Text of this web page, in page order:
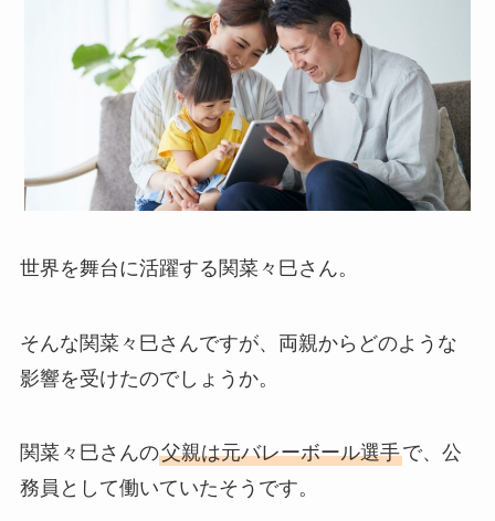
世界を舞台に活躍する関菜々巳さん。
そんな関菜々巳さんですが、両親からどのような
影響を受けたのでしょうか。
関菜々巳さんの父親は元バレーボール選手で、公
務員として働いていたそうです。